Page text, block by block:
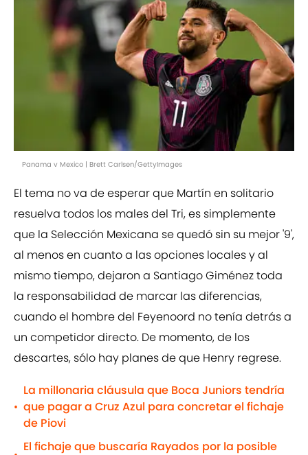
Panama v Mexico | Brett Carlsen/GettyImages
El tema no va de esperar que Martín en solitario
resuelva todos los males del Tri, es simplemente
que la Selección Mexicana se quedó sin su mejor '9',
al menos en cuanto a las opciones locales y al
mismo tiempo, dejaron a Santiago Giménez toda
la responsabilidad de marcar las diferencias,
cuando el hombre del Feyenoord no tenía detrás a
un competidor directo. De momento, de los
descartes, sólo hay planes de que Henry regrese.
•
La millonaria cláusula que Boca Juniors tendría
que pagar a Cruz Azul para concretar el fichaje
de Piovi
El fichaje que buscaría Rayados por la posible